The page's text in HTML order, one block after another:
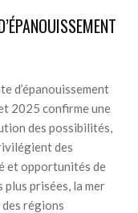
d’épanouissement
2025 confirme une
des possibilités,
des
et opportunités de
prisées, la mer
régions